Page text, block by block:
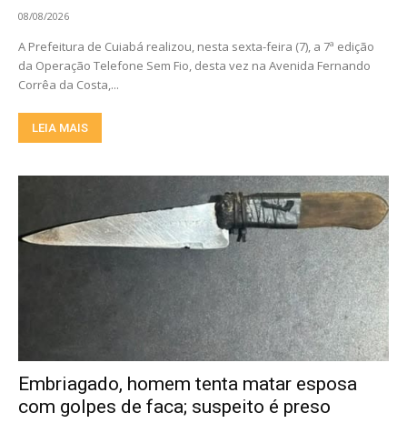
08/08/2026
A Prefeitura de Cuiabá realizou, nesta sexta-feira (7), a 7ª edição
da Operação Telefone Sem Fio, desta vez na Avenida Fernando
Corrêa da Costa,...
LEIA MAIS
Embriagado, homem tenta matar esposa
com golpes de faca; suspeito é preso